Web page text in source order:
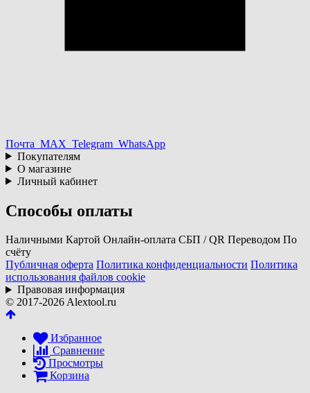
Почта MAX Telegram WhatsApp
Покупателям
О магазине
Личный кабинет
Способы оплаты
Наличными Картой Онлайн-оплата СБП / QR Переводом По
счёту
Публичная оферта Политика конфиденциальности Политика
использования файлов cookie
Правовая информация
© 2017-2026 Alextool.ru
Избранное
Сравнение
Просмотры
Корзина